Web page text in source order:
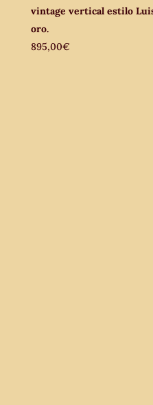
vintage vertical estilo
oro.
895,00€